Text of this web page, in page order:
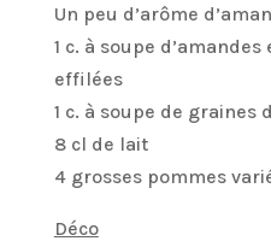
Un peu d’arôme
1 c. à soupe
effilées
1 c. à soupe de graines
8 cl de lait
4 grosses pommes
Déco